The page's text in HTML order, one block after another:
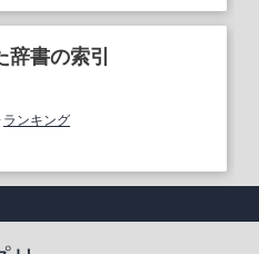
辞書の索引
ランキング